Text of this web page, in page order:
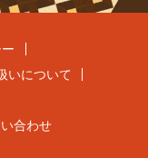
いについて
合わせ